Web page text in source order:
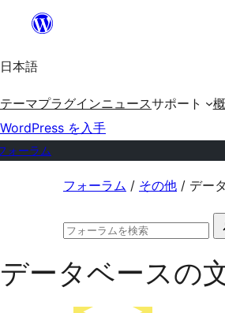
を
ッ
プ
日本語
テーマプラグインニュースサポート
WordPress を入手
ォーラム
ツ
フォーラム / その他 / デー
検
対
データベースの